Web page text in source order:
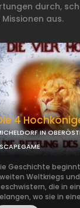
durch,
aus.
4
IN
Geschichte
Weltkriegs
die in
wo sie in